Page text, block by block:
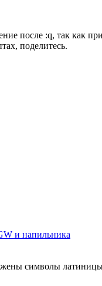
после :q, так как
поделитесь.
и напильника
символы